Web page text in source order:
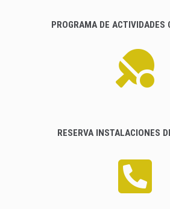
PROGRAMA DE ACTIVIDADES
RESERVA INSTALACIONES